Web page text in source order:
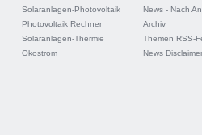
Solaranlagen-Photovoltaik
Photovoltaik Rechner
Solaranlagen-Thermie
Ökostrom
News - Nach
Archiv
Themen RSS-
News Disclaimer